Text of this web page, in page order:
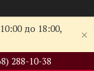
до 18:00,
288-10-38